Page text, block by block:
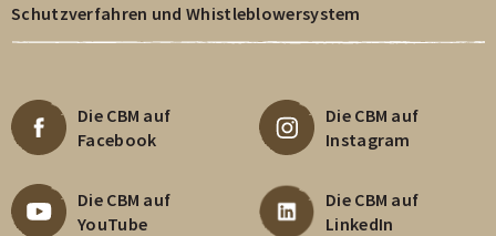
Schutzverfahren und Whistleblowersystem
Die CBM auf
Facebook
Die CBM auf
Instagram
Die CBM auf
YouTube
Die CBM auf
LinkedIn